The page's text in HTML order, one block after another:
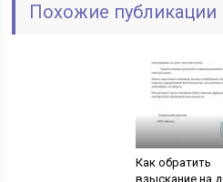
Похожие публикации
Как обратить
взыскание на